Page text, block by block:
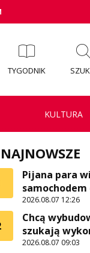
TYGODNIK
KULTURA
NAJNOWSZE
Pijana para
2026.08.07 12:26
Chcą
szukają
2026.08.07 09:03